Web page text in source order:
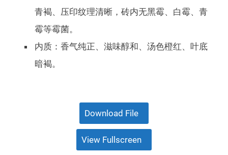
青褐、压印纹理清晰，砖内无黑霉、白霉、青
霉等霉菌。
内质：香气纯正、滋味醇和、汤色橙红、叶底
暗褐。
Download File
View Fullscreen